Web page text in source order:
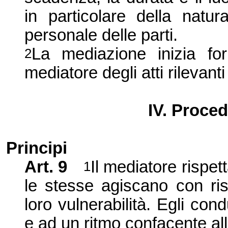
in particolare della
personale delle parti.
2La mediazione inizia
mediatore degli atti
IV.
Principi
Art. 9
1Il mediatore
le stesse agiscano con
loro vulnerabilità. Egli
e ad un ritmo confacente